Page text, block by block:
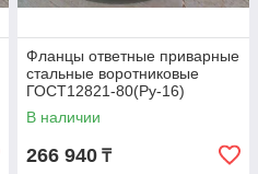
Фланцы ответные приварные
стальные воротниковые
ГОСТ12821-80(Ру-16)
Ду1000
В наличии
266 940 ₸